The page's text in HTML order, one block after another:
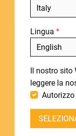
Lingua
Il nostro sito
leggere la
NOTIZIE
DOWNLOADS
SUPPORT
CONTATTI
BECOME A
Includi fuori